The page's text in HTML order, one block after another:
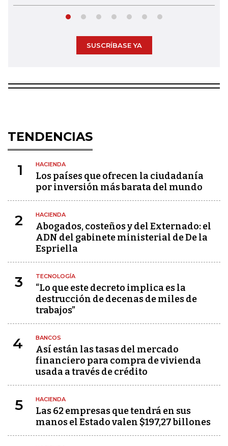
SUSCRÍBASE YA
TENDENCIAS
1 HACIENDA
Los países que ofrecen la ciudadanía
por inversión más barata del mundo
2 HACIENDA
Abogados, costeños y del Externado: el
ADN del gabinete ministerial de De la
Espriella
3 TECNOLOGÍA
“Lo que este decreto implica es la
destrucción de decenas de miles de
trabajos”
4 BANCOS
Así están las tasas del mercado
financiero para compra de vivienda
usada a través de crédito
5 HACIENDA
Las 62 empresas que tendrá en sus
manos el Estado valen $197,27 billones